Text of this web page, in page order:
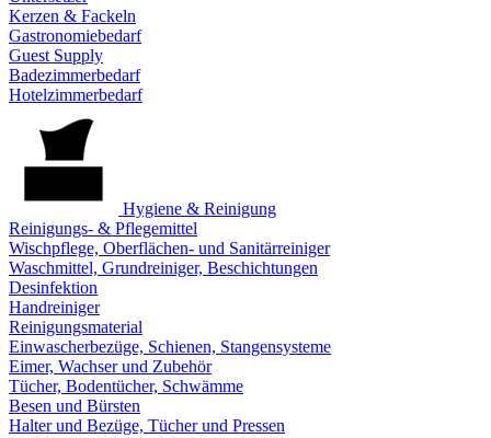
Kerzen & Fackeln
Gastronomiebedarf
Guest Supply
Badezimmerbedarf
Hotelzimmerbedarf
Hygiene & Reinigung
Reinigungs- & Pflegemittel
Wischpflege, Oberflächen- und Sanitärreiniger
Waschmittel, Grundreiniger, Beschichtungen
Desinfektion
Handreiniger
Reinigungsmaterial
Einwascherbezüge, Schienen, Stangensysteme
Eimer, Wachser und Zubehör
Tücher, Bodentücher, Schwämme
Besen und Bürsten
Halter und Bezüge, Tücher und Pressen